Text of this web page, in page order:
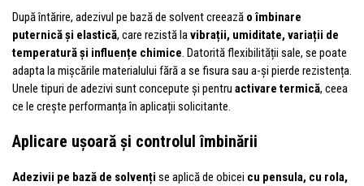
După întărire, adezivul pe bază de solvent creează o îmbinare
puternică și elastică, care rezistă lavibrații, umiditate, variații de
temperatură și influențe chimice. Datorită flexibilității sale, se poate
adapta la mișcările materialului fără a se fisura sau a-și pierde rezistența.
Unele tipuri de adezivi sunt concepute și pentru activare termică, ceea
ce le crește performanța în aplicații solicitante.
Aplicare ușoară și controlul îmbinării
Adezivii pe bază de solvenți se aplică de obicei cu pensula, cu rola,